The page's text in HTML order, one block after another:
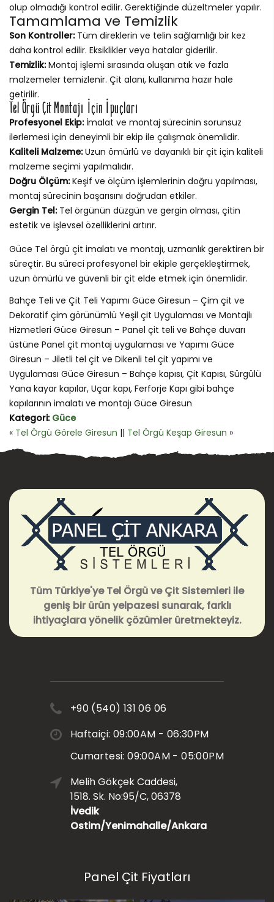
olup olmadığı kontrol edilir. Gerektiğinde düzeltmeler yapılır.
Tamamlama ve Temizlik
Son Kontroller:Tüm direklerin ve telin sağlamlığı bir kez
daha kontrol edilir. Eksiklikler veya hatalar giderilir.
Temizlik:Montaj işlemi sırasında oluşan atık ve fazla
malzemeler temizlenir. Çit alanı, kullanıma hazır hale
getirilir.
Tel Örgü Çit Montajı İçin İpuçları
Profesyonel Ekip:İmalat ve montaj sürecinin sorunsuz
ilerlemesi için deneyimli bir ekip ile çalışmak önemlidir.
Kaliteli Malzeme:Uzun ömürlü ve dayanıklı bir çit için kaliteli
malzeme seçimi yapılmalıdır.
Doğru Ölçüm:Keşif ve ölçüm işlemlerinin doğru yapılması,
montaj sürecinin başarısını doğrudan etkiler.
Gergin Tel:Tel örgünün düzgün ve gergin olması, çitin
estetik ve işlevsel özelliklerini artırır.
Güce Tel örgü çit imalatı ve montajı, uzmanlık gerektiren bir
süreçtir. Bu süreci profesyonel bir ekiple gerçekleştirmek,
uzun ömürlü ve güvenli bir çit elde etmek için önemlidir.
Bahçe Teli ve Çit Teli Yapımı Güce Giresun – Çim çit ve
Dekoratif çim görünümlü Yeşil çit Uygulaması ve Montajlı
Hizmetleri Güce Giresun – Panel çit teli ve Bahçe duvarı
üstüne Panel çit montaj uygulaması ve Yapımı Güce
Giresun – Jiletli tel çit ve Dikenli tel çit yapımı ve
Uygulaması Güce Giresun – Bahçe kapısı, Çit Kapısı, Sürgülü
Yana kayar kapılar, Uçar kapı, Ferforje Kapı gibi bahçe
kapılarının imalatı ve montajı Güce Giresun
Kategori: Güce
« Tel Örgü Görele Giresun || Tel Örgü Keşap Giresun »
Tüm Türkiye'ye Tel Örgü ve Çit Sistemleri ile
geniş bir ürün yelpazesi sunarak, farklı
ihtiyaçlara yönelik çözümler üretmekteyiz.
+90 (540) 131 06 06
Haftaiçi: 09:00AM - 06:30PM
Cumartesi: 09:00AM - 05:00PM
Melih Gökçek Caddesi,
1518. Sk. No:95/C, 06378
İvedik
Ostim/Yenimahalle/Ankara
Panel Çit Fiyatları